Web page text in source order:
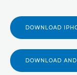
DOWNLOAD
DOWNLOAD